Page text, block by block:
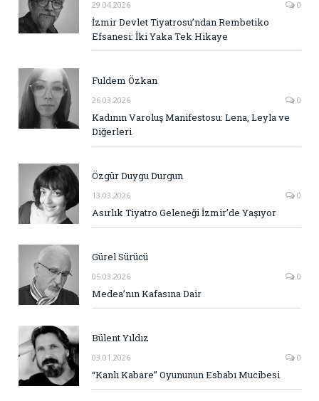
29.04.2026 0
İzmir Devlet Tiyatrosu’ndan Rembetiko
Efsanesi: İki Yaka Tek Hikaye
Fuldem Özkan
26.03.2026 0
Kadının Varoluş Manifestosu: Lena, Leyla ve
Diğerleri
Özgür Duygu Durgun
13.03.2026 0
Asırlık Tiyatro Geleneği İzmir’de Yaşıyor
Gürel Sürücü
05.03.2026 0
Medea’nın Kafasına Dair
Bülent Yıldız
03.01.2026 0
“Kanlı Kabare” Oyununun Esbabı Mucibesi